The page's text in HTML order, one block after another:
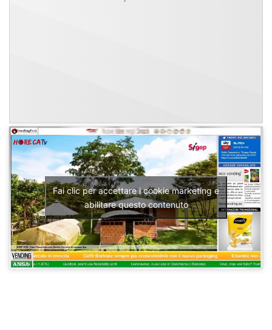
Fai clic per accettare i cookie marketing e
abilitare questo contenuto